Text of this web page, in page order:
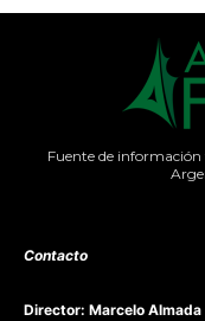
Fuente de
Contacto
Director: Marcelo Almada